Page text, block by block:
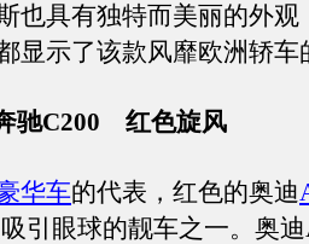
也具有独特而美丽的外观
显示了该款风靡欧洲轿车
驰C200 红色旋风
华车的代表，红色的奥迪
引眼球的靓车之一。奥